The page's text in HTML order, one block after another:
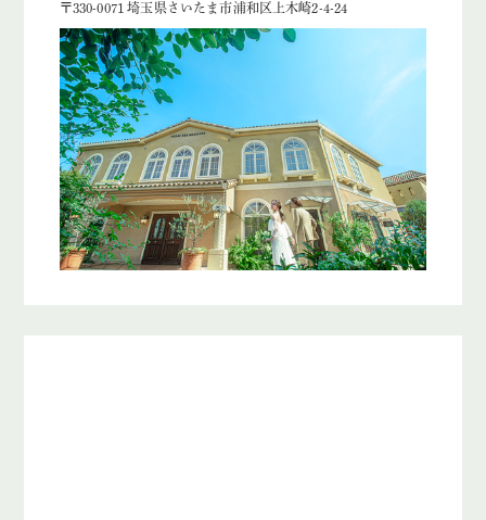
〒330-0071 埼玉県さいたま市浦和区上木崎2-4-24